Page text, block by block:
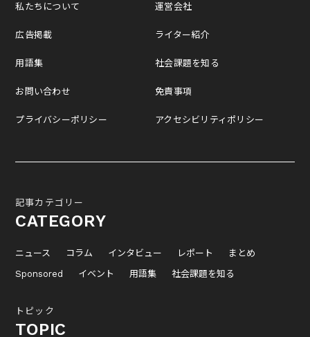
私たちについて
広告掲載
用語集
お問い合わせ
プライバシーポリシー
運営会社
ライター紹介
社会課題を知る
免責事項
アクセシビリティポリシー
記事カテゴリー
CATEGORY
ニュース コラム インタビュー レポート
まとめ
Sponsored
イベント 用語集 社会課題を知る
トピック
TOPIC